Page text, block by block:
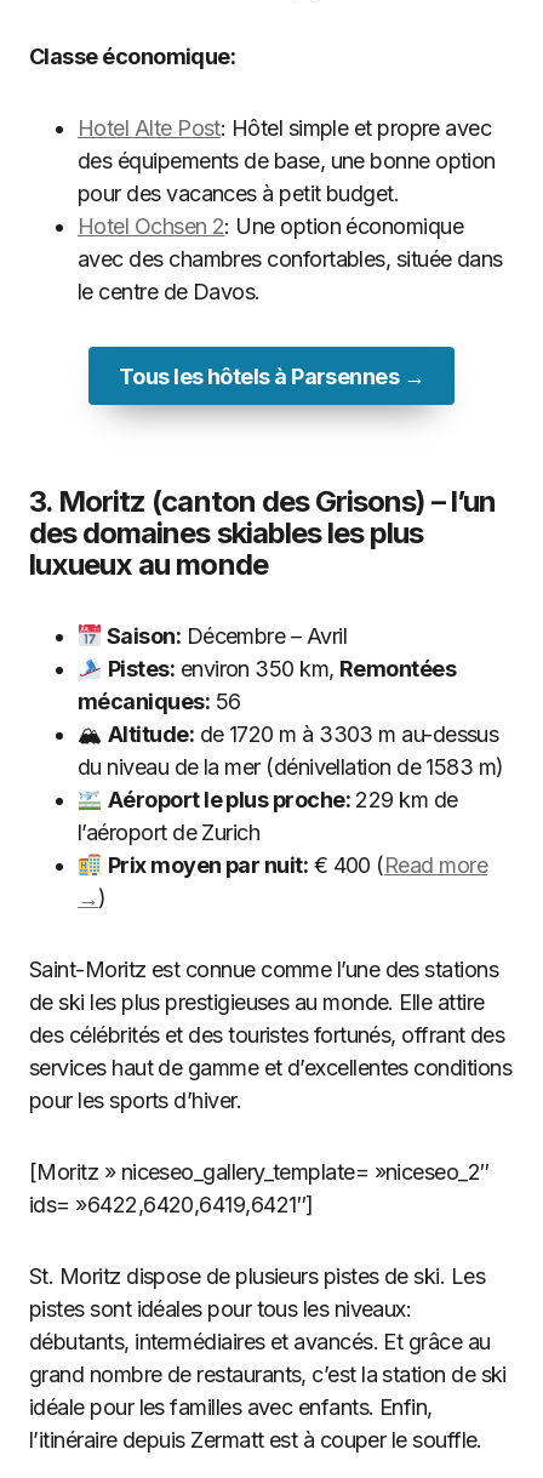
Classe économique:
Hotel Alte Post: Hôtel simple et propre avec
des équipements de base, une bonne option
pour des vacances à petit budget.
Hotel Ochsen 2: Une option économique
avec des chambres confortables, située dans
le centre de Davos.
Tous les hôtels à Parsennes →
3. Moritz (canton des Grisons) – l’un
des domaines skiables les plus
luxueux au monde
Saison: Décembre – Avril
Pistes: environ 350 km, Remontées
mécaniques: 56
🏔 Altitude: de 1720 m à 3303 m au-dessus
du niveau de la mer (dénivellation de 1583 m)
Aéroport le plus proche: 229 km de
l’aéroport de Zurich
Prix moyen par nuit: € 400 (Read more
→)
Saint-Moritz est connue comme l’une des stations
de ski les plus prestigieuses au monde. Elle attire
des célébrités et des touristes fortunés, offrant des
services haut de gamme et d’excellentes conditions
pour les sports d’hiver.
[Moritz » niceseo_gallery_template= »niceseo_2″
ids= »6422,6420,6419,6421″]
St. Moritz dispose de plusieurs pistes de ski. Les
pistes sont idéales pour tous les niveaux:
débutants, intermédiaires et avancés. Et grâce au
grand nombre de restaurants, c’est la station de ski
idéale pour les familles avec enfants. Enfin,
l’itinéraire depuis Zermatt est à couper le souffle.